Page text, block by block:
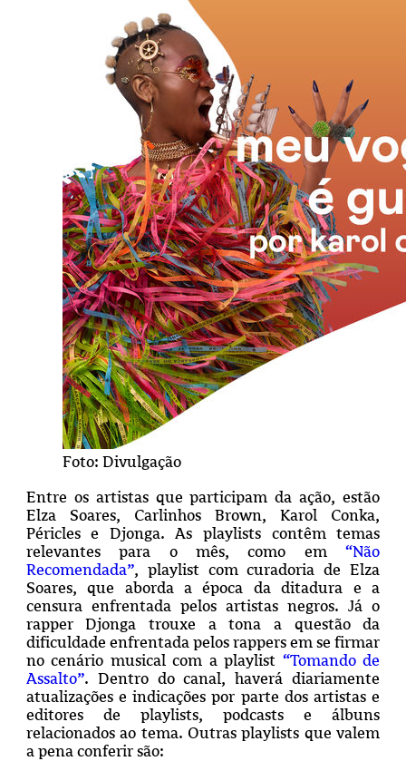
Foto: Divulgação
Entre os artistas que participam da ação, estão
Elza Soares, Carlinhos Brown, Karol Conka,
Péricles e Djonga. As playlists contêm temas
relevantes para o mês, como em“Não
Recomendada”, playlist com curadoria de Elza
Soares, que aborda a época da ditadura e a
censura enfrentada pelos artistas negros. Já o
rapper Djonga trouxe a tona a questão da
dificuldade enfrentada pelos rappers em se firmar
no cenário musical com a playlist “Tomando de
Assalto”. Dentro do canal, haverá diariamente
atualizações e indicações por parte dos artistas e
editores de playlists, podcasts e álbuns
relacionados ao tema. Outras playlists que valem
a pena conferir são: